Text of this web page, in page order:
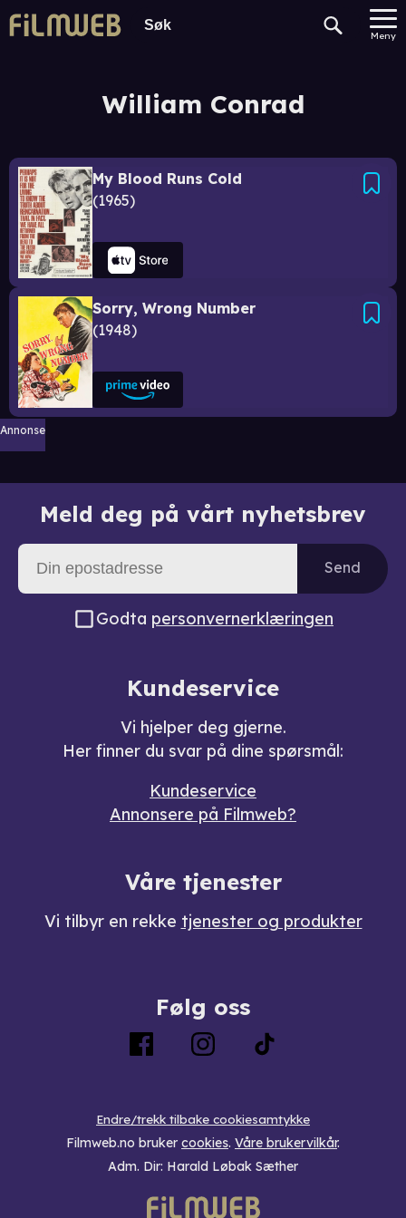
Meny
William Conrad
My Blood Runs Cold
1965
Sorry, Wrong Number
1948
Annonse
Meld deg på vårt nyhetsbrev
Send
Godta personvernerklæringen
Kundeservice
Vi hjelper deg gjerne.
Her finner du svar på dine spørsmål:
Kundeservice
Annonsere på Filmweb?
Våre tjenester
Vi tilbyr en rekke tjenester og produkter
Følg oss
Endre/trekk tilbake cookiesamtykke
Filmweb.no bruker cookies. Våre brukervilkår.
Adm. Dir: Harald Løbak Sæther